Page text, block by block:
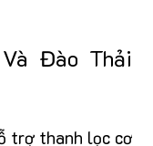
Đào Thải
trợ thanh lọc cơ